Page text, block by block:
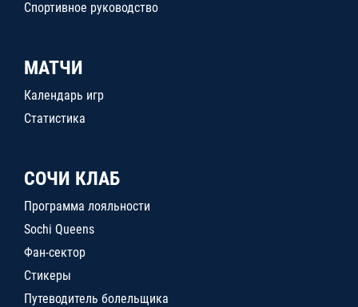
Спортивное руководство
МАТЧИ
Календарь игр
Статистика
СОЧИ КЛАБ
Программа лояльности
Sochi Queens
Фан-сектор
Стикеры
Путеводитель болельщика